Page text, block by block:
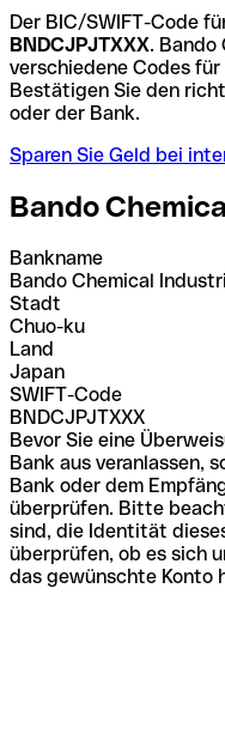
Der BIC/SWIFT-Code
BNDCJPJTXXX. Bando
verschiedene Codes
Bestätigen Sie den
oder der Bank.
Sparen Sie Geld bei
Bando
Bankname
Bando Chemical
Stadt
Chuo-ku
Land
Japan
SWIFT-Code
BNDCJPJTXXX
Bevor Sie eine
Bank aus veranlassen,
Bank oder dem
überprüfen. Bitte
sind, die Identität
überprüfen, ob es sich
das gewünschte Konto